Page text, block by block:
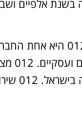
כיום חברת 012